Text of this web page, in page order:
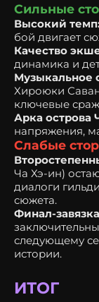
Сильные
Высокий
бой двигает
Качество
динамика и
Музыкальное
Хироюки
ключевые
Арка острова
напряжения,
Слабые
Ча Хэ-ин)
диалоги
сюжета.
Финал-
следующему
истории.
ИТОГ